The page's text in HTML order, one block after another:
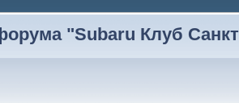
"Subaru Клуб